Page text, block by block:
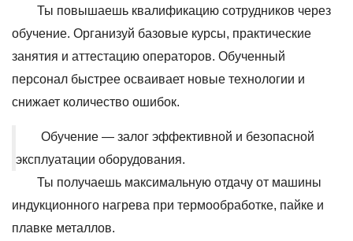
Ты повышаешь квалификацию сотрудников через
обучение. Организуй базовые курсы, практические
занятия и аттестацию операторов. Обученный
персонал быстрее осваивает новые технологии и
снижает количество ошибок.
Обучение — залог эффективной и безопасной
эксплуатации оборудования.
Ты получаешь максимальную отдачу от машины
индукционного нагрева при термообработке, пайке и
плавке металлов.